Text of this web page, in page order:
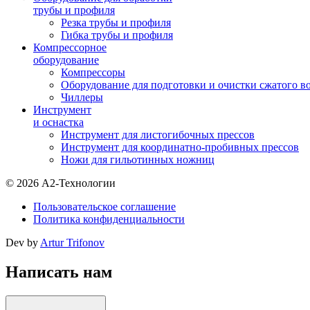
трубы и профиля
Резка трубы и профиля
Гибка трубы и профиля
Компрессорное
оборудование
Компрессоры
Оборудование для подготовки и очистки сжатого
Чиллеры
Инструмент
и оснастка
Инструмент для листогибочных прессов
Инструмент для координатно-пробивных прессов
Ножи для гильотинных ножниц
© 2026 А2-Технологии
Пользовательское соглашение
Политика конфиденциальности
Dev by Artur Trifonov
Написать нам